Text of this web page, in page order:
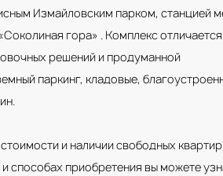
Измайловским парком, станцией
гора» . Комплекс отличается
решений и продуманной
паркинг, кладовые,
и наличии свободных квартир,
способах приобретения вы можете